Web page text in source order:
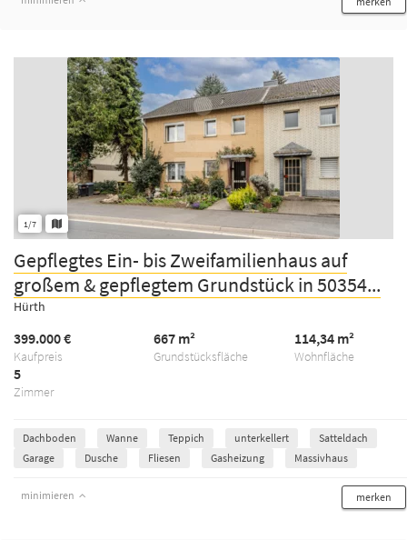
1/7
Gepflegtes Ein- bis Zweifamilienhaus auf
großem & gepflegtem Grundstück in 50354...
Hürth
Kaufpreis
399.000 €
Grundstücksfläche
667 m²
Wohnfläche
114,34 m²
Zimmer
5
Dachboden Wanne Teppich unterkellert
Satteldach
Garage
Dusche Fliesen Gasheizung Massivhaus
minimieren merken